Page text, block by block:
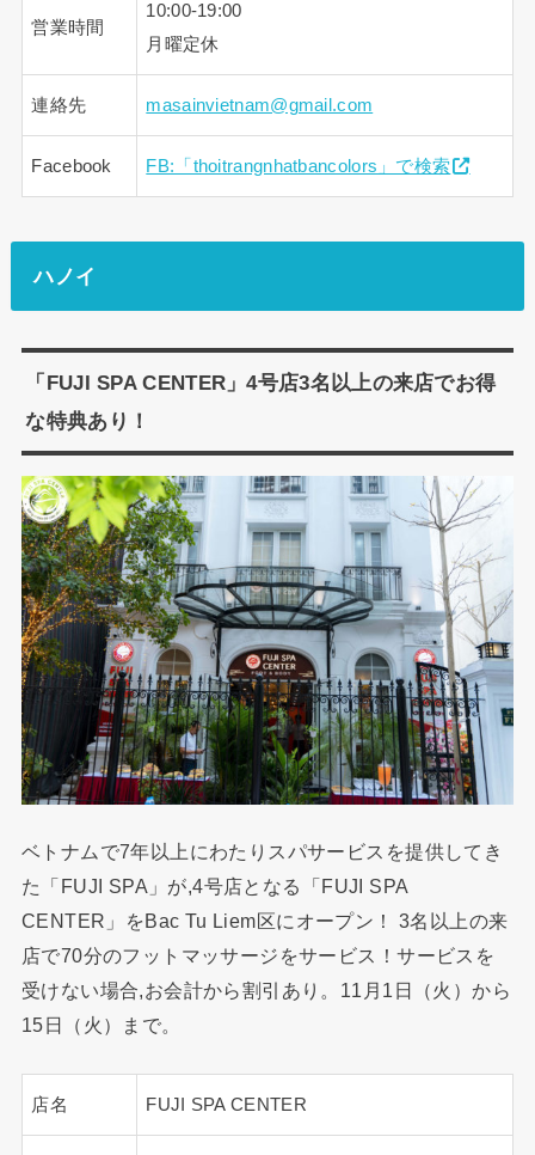
営業時間
10:00-19:00
月曜定休
連絡先 masainvietnam@gmail.com
Facebook FB:「thoitrangnhatbancolors」で検索
ハノイ
「FUJI SPA CENTER」4号店3名以上の来店でお得
な特典あり！
ベトナムで7年以上にわたりスパサービスを提供してき
た「FUJI SPA」が,4号店となる「FUJI SPA
CENTER」をBac Tu Liem区にオープン！ 3名以上の来
店で70分のフットマッサージをサービス！サービスを
受けない場合,お会計から割引あり。11月1日（火）から
15日（火）まで。
店名 FUJI SPA CENTER